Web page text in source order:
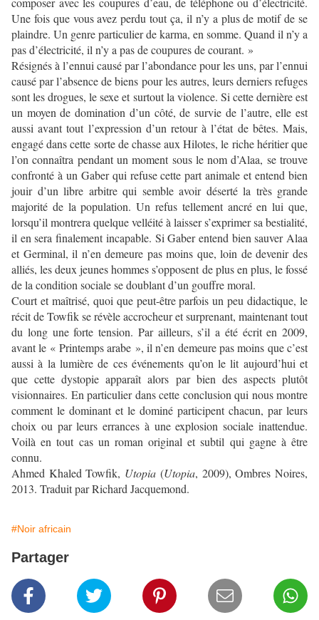
Une fois que vous avez perdu tout ça, il n’y a plus de motif de se
plaindre. Un genre particulier de karma, en somme. Quand il n’y a
pas d’électricité, il n’y a pas de coupures de courant. »
Résignés à l’ennui causé par l’abondance pour les uns, par l’ennui
causé par l’absence de biens pour les autres, leurs derniers refuges
sont les drogues, le sexe et surtout la violence. Si cette dernière est
un moyen de domination d’un côté, de survie de l’autre, elle est
aussi avant tout l’expression d’un retour à l’état de bêtes. Mais,
engagé dans cette sorte de chasse aux Hilotes, le riche héritier que
l’on connaîtra pendant un moment sous le nom d’Alaa, se trouve
confronté à un Gaber qui refuse cette part animale et entend bien
jouir d’un libre arbitre qui semble avoir déserté la très grande
majorité de la population. Un refus tellement ancré en lui que,
lorsqu’il montrera quelque velléité à laisser s’exprimer sa bestialité,
il en sera finalement incapable. Si Gaber entend bien sauver Alaa
et Germinal, il n’en demeure pas moins que, loin de devenir des
alliés, les deux jeunes hommes s’opposent de plus en plus, le fossé
de la condition sociale se doublant d’un gouffre moral.
Court et maîtrisé, quoi que peut-être parfois un peu didactique, le
récit de Towfik se révèle accrocheur et surprenant, maintenant tout
du long une forte tension. Par ailleurs, s’il a été écrit en 2009,
avant le « Printemps arabe », il n’en demeure pas moins que c’est
aussi à la lumière de ces événements qu’on le lit aujourd’hui et
que cette dystopie apparaît alors par bien des aspects plutôt
visionnaires. En particulier dans cette conclusion qui nous montre
comment le dominant et le dominé participent chacun, par leurs
choix ou par leurs errances à une explosion sociale inattendue.
Voilà en tout cas un roman original et subtil qui gagne à être
connu.
Ahmed Khaled Towfik, Utopia (Utopia, 2009), Ombres Noires,
2013. Traduit par Richard Jacquemond.
#Noir africain
Partager